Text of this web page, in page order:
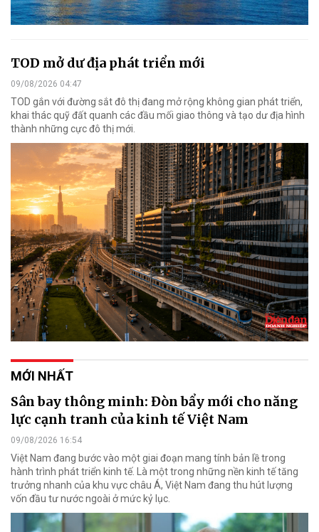
TOD mở dư địa phát triển mới
09/08/2026 04:47
TOD gắn với đường sắt đô thị đang mở rộng không gian phát triển,
khai thác quỹ đất quanh các đầu mối giao thông và tạo dư địa hình
thành những cực đô thị mới.
MỚI NHẤT
Sân bay thông minh: Đòn bẩy mới cho năng
lực cạnh tranh của kinh tế Việt Nam
09/08/2026 16:54
Việt Nam đang bước vào một giai đoạn mang tính bản lề trong
hành trình phát triển kinh tế. Là một trong những nền kinh tế tăng
trưởng nhanh của khu vực châu Á, Việt Nam đang thu hút lượng
vốn đầu tư nước ngoài ở mức kỷ lục.